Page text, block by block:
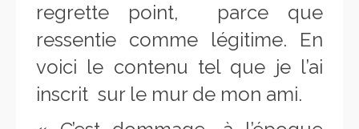
regrette point, parce que
ressentie comme légitime. En
voici le contenu tel que je l’ai
inscrit sur le mur de mon ami.